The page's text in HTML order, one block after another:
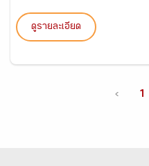
ดูรายละเอียด
‹ 1